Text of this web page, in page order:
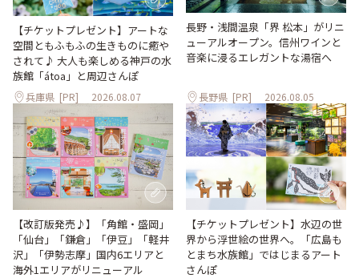
【チケットプレゼント】アートな
空間ともふもふの生きものに癒や
されて♪ 大人も楽しめる神戸の水
族館「átoa」と周辺さんぽ
兵庫県 [PR] 2026.08.07
長野・浅間温泉「界 松本」がリニ
ューアルオープン。信州ワインと
音楽に浸るエレガントな湯宿へ
長野県 [PR] 2026.08.05
【改訂版発売♪】「角館・盛岡」
「仙台」「鎌倉」「伊豆」「軽井
沢」「伊勢志摩」国内6エリアと
海外1エリアがリニューアル
【チケットプレゼント】水辺の世
界から浮世絵の世界へ。「広島も
とまち水族館」ではじまるアート
さんぽ